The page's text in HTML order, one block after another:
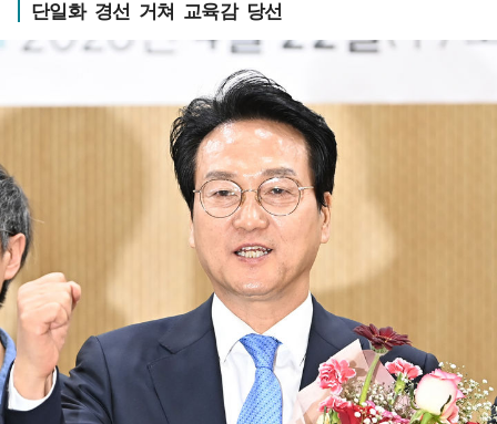
단일화 경선 거쳐 교육감 당선